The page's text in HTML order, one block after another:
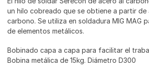
mm
cantidad
un hilo cobreado que se obtiene a partir de
carbono. Se utiliza en soldadura MIG MAG
de elementos metálicos.
Bobinado capa a capa para facilitar el
Bobina metálica de 15kg. Diámetro D300